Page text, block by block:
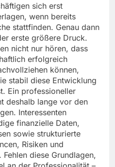
sich erst
wenn bereits
stattfinden. Genau dann
erste größere Druck.
nicht nur hören, dass
erfolgreich
können,
stabil diese Entwicklung
Ein professioneller
deshalb lange vor den
Interessenten
finanzielle Daten,
sowie strukturierte
Risiken und
diese Grundlagen,